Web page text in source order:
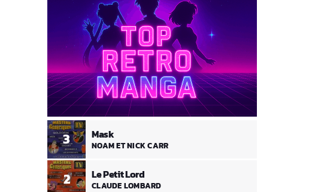
2 Le Petit Lord
CLAUDE LOMBARD
3 Mask
NOAM ET NICK CARR